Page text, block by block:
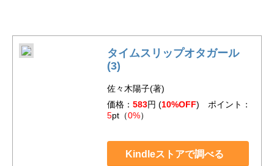
タイムスリップオタガール
(3)
佐々木陽子(著)
価格： 583円 (10%OFF) ポイント：
5pt（0%）
Kindleストアで調べる